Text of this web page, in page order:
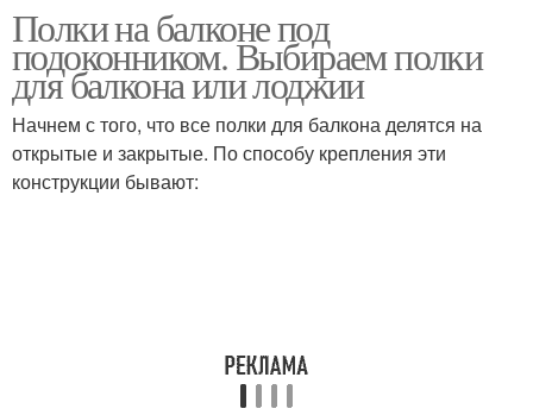
Полки на балконе под
подоконником. Выбираем полки
для балкона или лоджии
Начнем с того, что все полки для балкона делятся на
открытые и закрытые. По способу крепления эти
конструкции бывают: